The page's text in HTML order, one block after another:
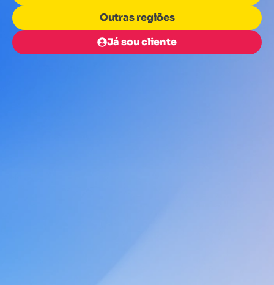
Outras regiões
Já sou cliente